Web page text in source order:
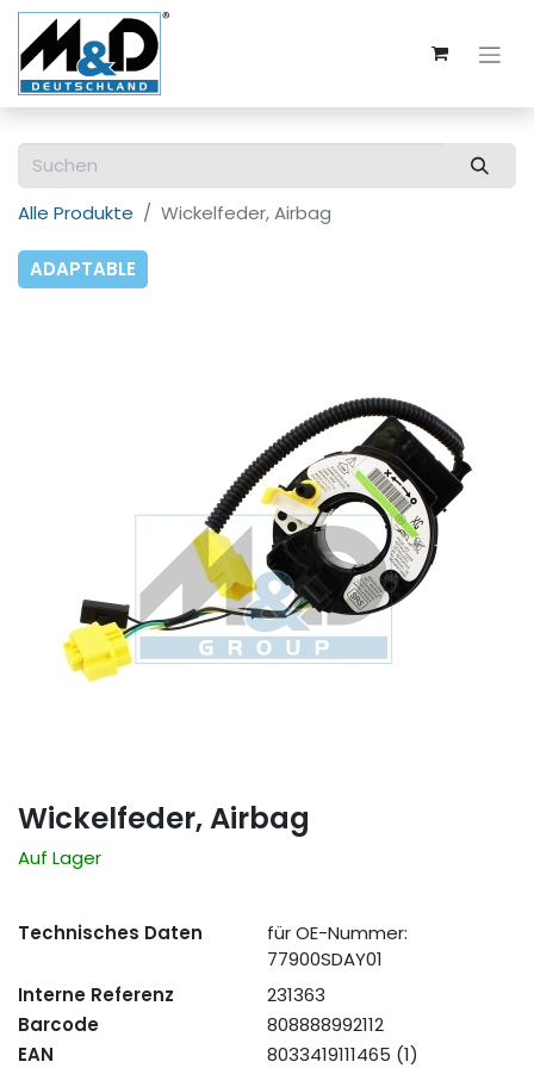
Alle Produkte Wickelfeder, Airbag
ADAPTABLE
Wickelfeder, Airbag
Auf Lager
Technisches Daten
für OE-Nummer:
77900SDAY01
Interne Referenz
231363
Barcode
808888992112
EAN
8033419111465 (1)